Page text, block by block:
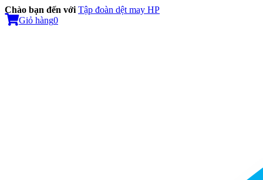
Chào bạn đến với Tập đoàn dệt may HP
Giỏ hàng0